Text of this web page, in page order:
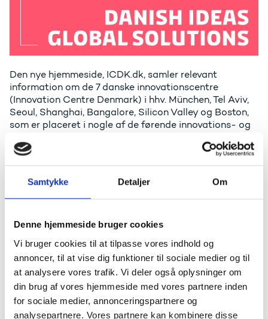
Samtykke Detaljer Om
Denne hjemmeside bruger cookies
Vi bruger cookies til at tilpasse vores indhold og
annoncer, til at vise dig funktioner til sociale medier og til
at analysere vores trafik. Vi deler også oplysninger om
din brug af vores hjemmeside med vores partnere inden
for sociale medier, annonceringspartnere og
analysepartnere. Vores partnere kan kombinere disse
Den nye hjemmeside, ICDK.dk, samler relevant
information om de 7 danske innovationscentre
(Innovation Centre Denmark) i hhv. München, Tel Aviv,
Seoul, Shanghai, Bangalore, Silicon Valley og Boston,
som er placeret i nogle af de førende innovations- og
Innovation Centre Denmark administreres i et
hjemmesiden er den nye fælles indgang til ICDK.
spænder fra forsknings- og videninstitutioner, start-
ups, SMV’er og virksomheder, offentlige og private
fonde, matchmaker-organisationer samt øvrige
myndigheder. Her vil man kunne finde informationer
om centrenes fokusområder og styrkepositioner,
seneste aktiviteter, rapporter (ICDK Outlooks) samt
nyheder og blogindlæg.